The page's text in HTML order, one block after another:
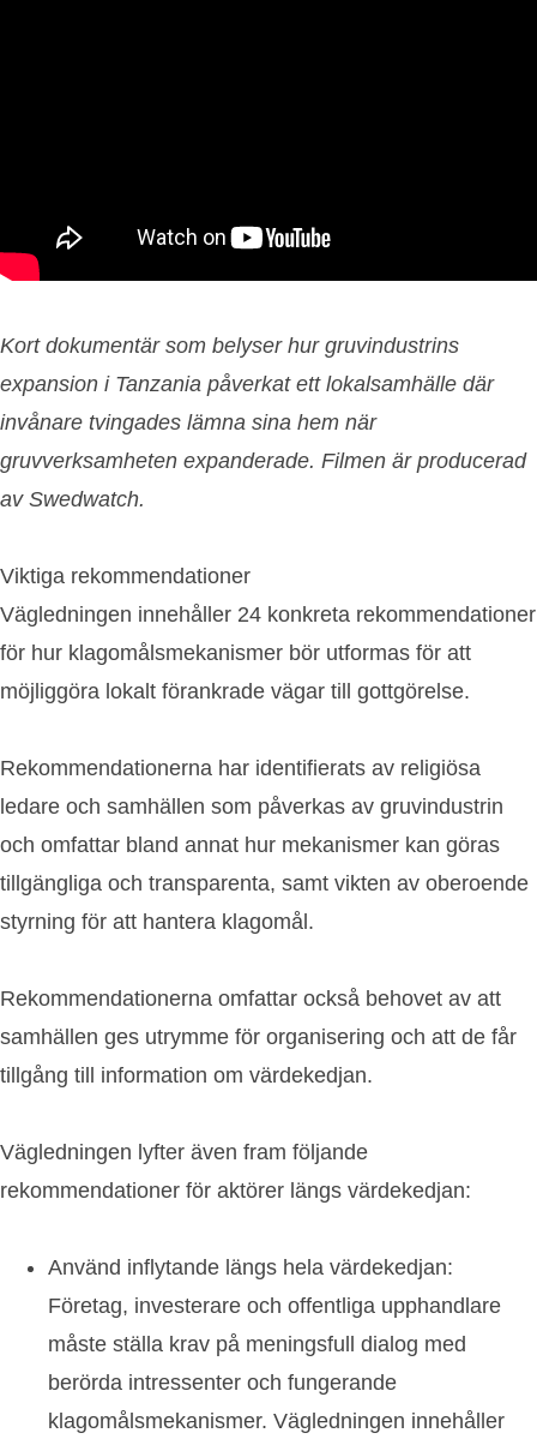
Kort dokumentär som belyser hur gruvindustrins
expansion i Tanzania påverkat ett lokalsamhälle där
invånare tvingades lämna sina hem när
gruvverksamheten expanderade. Filmen är producerad
av Swedwatch.
Viktiga rekommendationer
Vägledningen innehåller 24 konkreta rekommendationer
för hur klagomålsmekanismer bör utformas för att
möjliggöra lokalt förankrade vägar till gottgörelse.
Rekommendationerna har identifierats av religiösa
ledare och samhällen som påverkas av gruvindustrin
och omfattar bland annat hur mekanismer kan göras
tillgängliga och transparenta, samt vikten av oberoende
styrning för att hantera klagomål.
Rekommendationerna omfattar också behovet av att
samhällen ges utrymme för organisering och att de får
tillgång till information om värdekedjan.
Vägledningen lyfter även fram följande
rekommendationer för aktörer längs värdekedjan:
Använd inflytande längs hela värdekedjan:
Företag, investerare och offentliga upphandlare
måste ställa krav på meningsfull dialog med
berörda intressenter och fungerande
klagomålsmekanismer. Vägledningen innehåller